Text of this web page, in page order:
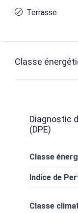
Terrasse
Classe
Diagnostic
(DPE)
Classe
Indice de
Classe